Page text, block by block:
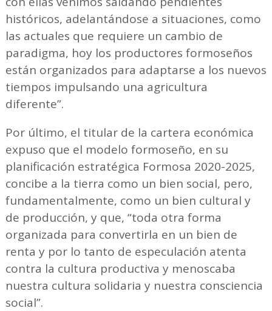
históricos, adelantándose a situaciones, como
las actuales que requiere un cambio de
paradigma, hoy los productores formoseños
están organizados para adaptarse a los nuevos
tiempos impulsando una agricultura
diferente”.
Por último, el titular de la cartera económica
expuso que el modelo formoseño, en su
planificación estratégica Formosa 2020-2025,
concibe a la tierra como un bien social, pero,
fundamentalmente, como un bien cultural y
de producción, y que, “toda otra forma
organizada para convertirla en un bien de
renta y por lo tanto de especulación atenta
contra la cultura productiva y menoscaba
nuestra cultura solidaria y nuestra consciencia
social”.